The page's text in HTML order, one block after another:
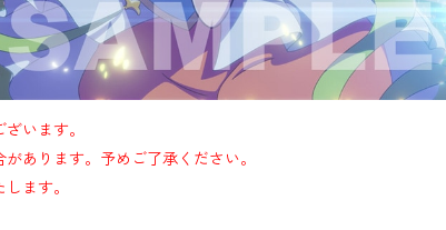
います。
あります。予めご了承ください。
ます。